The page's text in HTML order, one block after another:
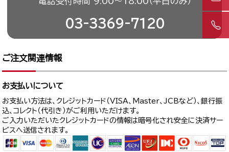
03-3369-7120
ご注文関連情報
お支払いについて
お支払い方法は、クレジットカード（VISA、Master、JCBなど）、銀行振
込、コレクト（代引き）がご利用いただけます。
ご入力いただいたクレジットカードの情報は暗号化され安全に決済サー
ビスへ送信されます。